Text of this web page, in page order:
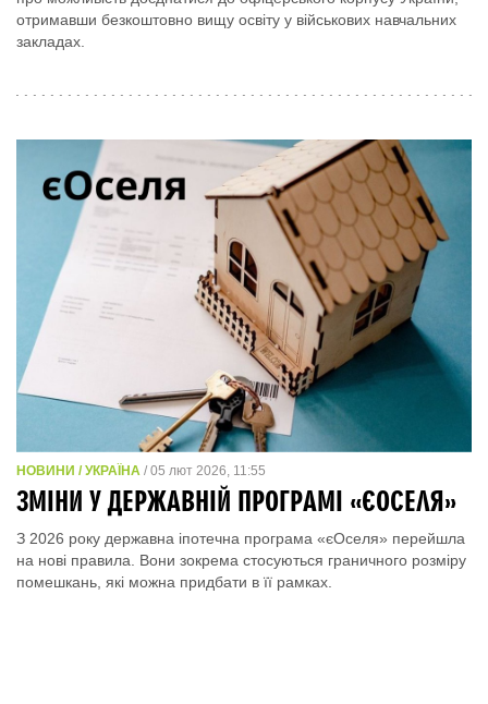
отримавши безкоштовно вищу освіту у військових навчальних
закладах.
НОВИНИ / УКРАЇНА / 05 лют 2026, 11:55
ЗМІНИ У ДЕРЖАВНІЙ ПРОГРАМІ «ЄОСЕЛЯ»
З 2026 року державна іпотечна програма «єОселя» перейшла
на нові правила. Вони зокрема стосуються граничного розміру
помешкань, які можна придбати в її рамках.